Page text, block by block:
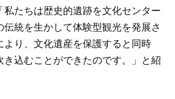
私たちは歴史的遺跡を文化センター
統を生かして体験型観光を発展さ
より、文化遺産を保護すると同時
き込むことができたのです。」と紹